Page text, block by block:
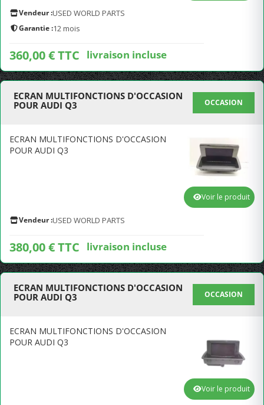
Vendeur :USED WORLD PARTS
Garantie :12 mois
360,00 € TTC livraison incluse
ECRAN MULTIFONCTIONS D'OCCASION
POUR AUDI Q3
OCCASION
ECRAN MULTIFONCTIONS D'OCCASION
POUR AUDI Q3
Vendeur :USED WORLD PARTS
380,00 € TTC livraison incluse
Voir le produit
ECRAN MULTIFONCTIONS D'OCCASION
POUR AUDI Q3
OCCASION
ECRAN MULTIFONCTIONS D'OCCASION
POUR AUDI Q3
Voir le produit